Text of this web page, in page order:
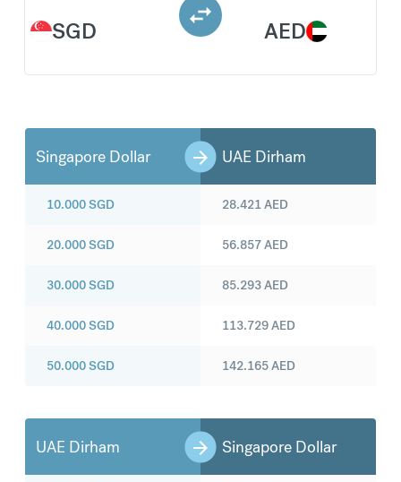
SGD AED
Singapore Dollar UAE Dirham
10.000SGD
20.000SGD
30.000SGD
40.000SGD
50.000SGD
28.421AED
56.857AED
85.293AED
113.729AED
142.165AED
UAE Dirham Singapore Dollar